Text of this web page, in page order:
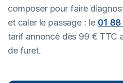
composer pour faire
et caler le passage : le 01
tarif annoncé dès 99 € TTC
de furet.